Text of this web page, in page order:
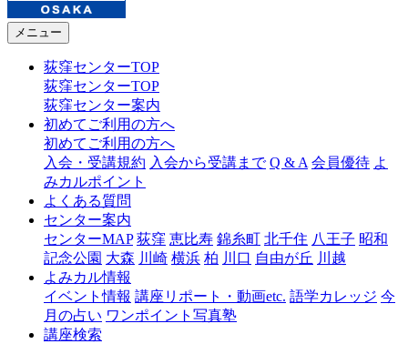
メニュー
荻窪センターTOP
荻窪センターTOP
荻窪センター案内
初めてご利用の方へ
初めてご利用の方へ
入会・受講規約 入会から受講まで Q & A 会員優待 よ
みカルポイント
よくある質問
センター案内
センターMAP 荻窪 恵比寿 錦糸町 北千住 八王子 昭和
記念公園 大森 川崎 横浜 柏 川口 自由が丘 川越
よみカル情報
イベント情報 講座リポート・動画etc. 語学カレッジ 今
月の占い ワンポイント写真塾
講座検索